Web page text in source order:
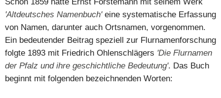
'Altdeutsches Namenbuch'eine systematische Erfassung
von Namen, darunter auch Ortsnamen, vorgenommen.
Ein bedeutender Beitrag speziell zur Flurnamenforschung
folgte 1893 mit Friedrich Ohlenschlägers 'Die Flurnamen
der Pfalz und ihre geschichtliche Bedeutung'. Das Buch
beginnt mit folgenden bezeichnenden Worten: